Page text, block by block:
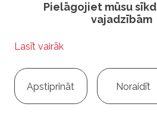
DR. Klauns
Jānis un Marianna aicina
Pielāgojiet mūsu
vajadzībām
Apstiprināt Noraidīt